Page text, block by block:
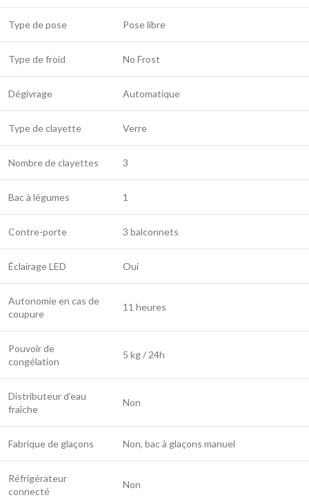
Type de pose Pose libre
Type de froid No Frost
Dégivrage Automatique
Type de clayette Verre
Nombre de clayettes 3
Bac à légumes 1
Contre-porte 3 balconnets
Éclairage LED Oui
Autonomie en cas de
coupure
11 heures
Pouvoir de
congélation
5 kg / 24h
Distributeur d’eau
fraîche
Non
Fabrique de glaçons Non, bac à glaçons manuel
Réfrigérateur
connecté
Non